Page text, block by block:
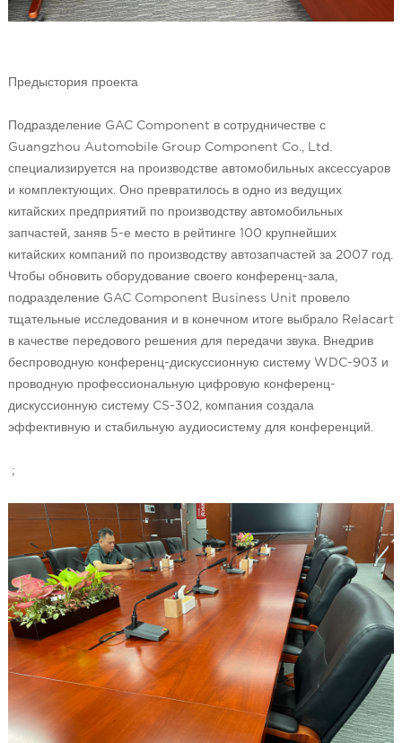
Предыстория проекта
Подразделение GAC Component в сотрудничестве с
Guangzhou Automobile Group Component Co., Ltd.
специализируется на производстве автомобильных аксессуаров
и комплектующих. Оно превратилось в одно из ведущих
китайских предприятий по производству автомобильных
запчастей, заняв 5-е место в рейтинге 100 крупнейших
китайских компаний по производству автозапчастей за 2007 год.
Чтобы обновить оборудование своего конференц-зала,
подразделение GAC Component Business Unit провело
тщательные исследования и в конечном итоге выбрало Relacart
в качестве передового решения для передачи звука. Внедрив
беспроводную конференц-дискуссионную систему WDC-903 и
проводную профессиональную цифровую конференц-
дискуссионную систему CS-302, компания создала
эффективную и стабильную аудиосистему для конференций.
;